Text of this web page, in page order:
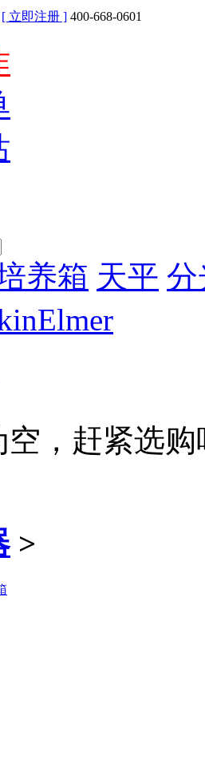
[ 立即注册 ] 400-668-0601
养箱 天平 分
空，赶紧选购
>